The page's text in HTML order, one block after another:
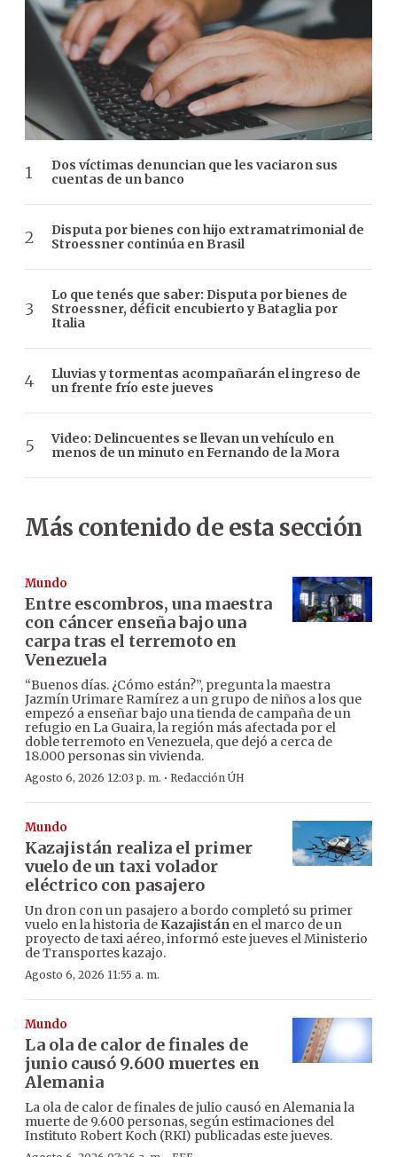
Dos víctimas denuncian que les vaciaron sus
cuentas de un banco
Disputa por bienes con hijo extramatrimonial de
Stroessner continúa en Brasil
Lo que tenés que saber: Disputa por bienes de
Stroessner, déficit encubierto y Bataglia por
Italia
Lluvias y tormentas acompañarán el ingreso de
un frente frío este jueves
Video: Delincuentes se llevan un vehículo en
menos de un minuto en Fernando de la Mora
Más contenido de esta sección
Mundo
Entre escombros, una maestra
con cáncer enseña bajo una
carpa tras el terremoto en
Venezuela
“Buenos días. ¿Cómo están?”, pregunta la maestra
Jazmín Urimare Ramírez a un grupo de niños a los que
empezó a enseñar bajo una tienda de campaña de un
refugio en La Guaira, la región más afectada por el
doble terremoto en Venezuela, que dejó a cerca de
18.000 personas sin vivienda.
Agosto 6, 2026 12:03 p. m. · Redacción ÚH
Mundo
Kazajistán realiza el primer
vuelo de un taxi volador
eléctrico con pasajero
Un dron con un pasajero a bordo completó su primer
vuelo en la historia de Kazajistán en el marco de un
proyecto de taxi aéreo, informó este jueves el Ministerio
de Transportes kazajo.
Agosto 6, 2026 11:55 a. m.
Mundo
La ola de calor de finales de
junio causó 9.600 muertes en
Alemania
La ola de calor de finales de julio causó en Alemania la
muerte de 9.600 personas, según estimaciones del
Instituto Robert Koch (RKI) publicadas este jueves.